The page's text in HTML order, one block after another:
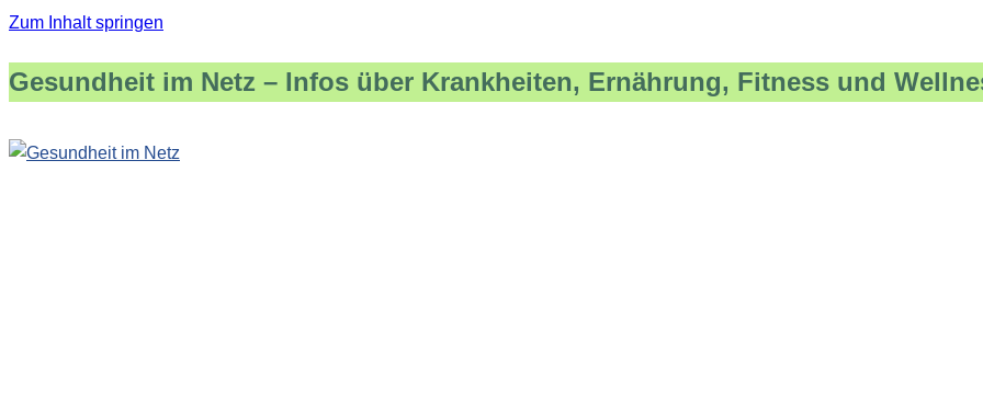
Zum Inhalt springen
Gesundheit im Netz – Infos über Krankheiten, Ernährung, Fitness und